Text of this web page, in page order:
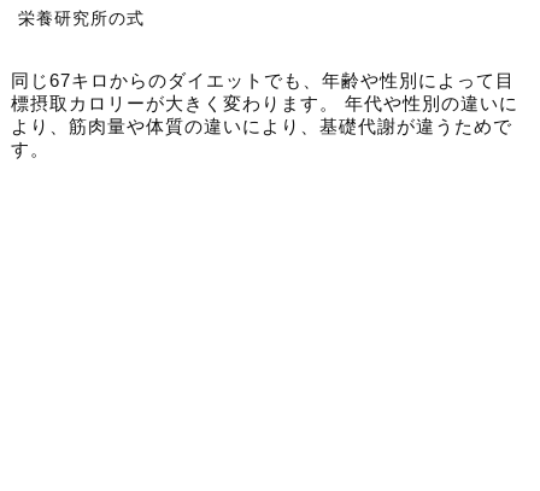
栄養研究所の式
同じ67キロからのダイエットでも、年齢や性別によって目
標摂取カロリーが大きく変わります。 年代や性別の違いに
より、筋肉量や体質の違いにより、基礎代謝が違うためで
す。